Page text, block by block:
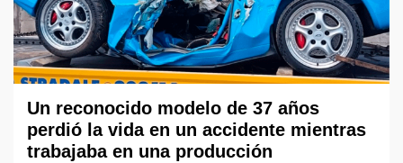
Un reconocido modelo de 37 años
perdió la vida en un accidente mientras
trabajaba en una producción